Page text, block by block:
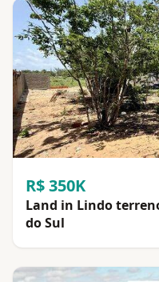
R$ 350K
Land in Lindo
do Sul